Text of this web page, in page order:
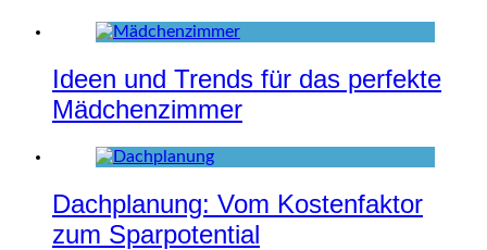
Ideen und Trends für das perfekte
Mädchenzimmer
Dachplanung: Vom Kostenfaktor
zum Sparpotential